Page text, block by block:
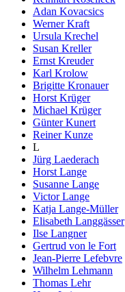
Adan Kovacsics
Werner Kraft
Ursula Krechel
Susan Kreller
Ernst Kreuder
Karl Krolow
Brigitte Kronauer
Horst Krüger
Michael Krüger
Günter Kunert
Reiner Kunze
L
Jürg Laederach
Horst Lange
Susanne Lange
Victor Lange
Katja Lange-Müller
Elisabeth Langgässer
Ilse Langner
Gertrud von le Fort
Jean-Pierre Lefebvre
Wilhelm Lehmann
Thomas Lehr